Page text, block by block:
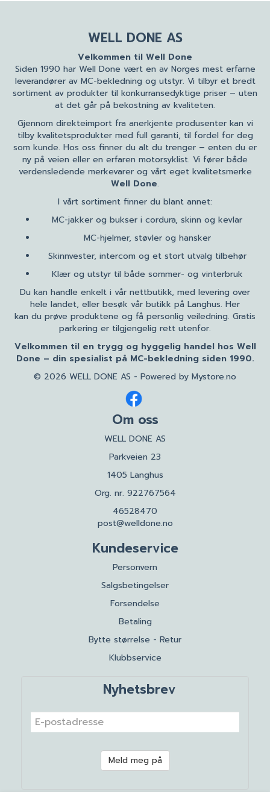
WELL DONE AS
Velkommen til Well Done
Siden 1990 har Well Done vært en av Norges mest erfarne
leverandører av MC-bekledning og utstyr. Vi tilbyr et bredt
sortiment av produkter til konkurransedyktige priser – uten
at det går på bekostning av kvaliteten.
Gjennom direkteimport fra anerkjente produsenter kan vi
tilby kvalitetsprodukter med full garanti, til fordel for deg
som kunde. Hos oss finner du alt du trenger – enten du er
ny på veien eller en erfaren motorsyklist. Vi fører både
verdensledende merkevarer og vårt eget kvalitetsmerke
Well Done.
I vårt sortiment finner du blant annet:
MC-jakker og bukser i cordura, skinn og kevlar
MC-hjelmer, støvler og hansker
Skinnvester, intercom og et stort utvalg tilbehør
Klær og utstyr til både sommer- og vinterbruk
Du kan handle enkelt i vår nettbutikk, med levering over
hele landet, eller besøk vår butikk på Langhus. Her
kan du prøve produktene og få personlig veiledning. Gratis
parkering er tilgjengelig rett utenfor.
Velkommen til en trygg og hyggelig handel hos Well
Done – din spesialist på MC-bekledning siden 1990.
© 2026 WELL DONE AS - Powered by Mystore.no
Om oss
WELL DONE AS
Parkveien 23
1405 Langhus
Org. nr. 922767564
46528470
post@welldone.no
Kundeservice
Personvern
Salgsbetingelser
Forsendelse
Betaling
Bytte størrelse - Retur
Klubbservice
Nyhetsbrev
Meld meg på